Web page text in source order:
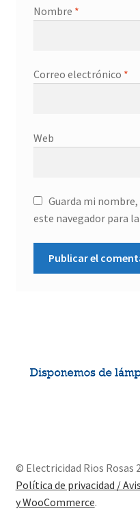
Nombre *
Correo electrónico *
Web
Guarda mi
este navegador para
© Electricidad Rios Rosas
Política de privacidad /
y WooCommerce.